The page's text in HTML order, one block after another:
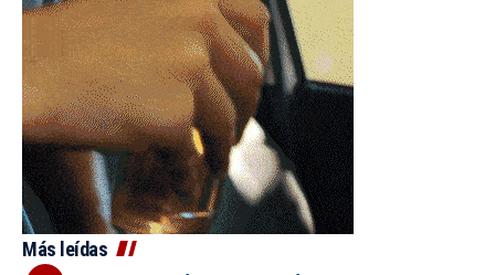
Más leídas